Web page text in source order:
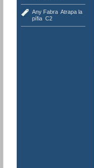
Any Fabra, Atrapa la
pífia, C2